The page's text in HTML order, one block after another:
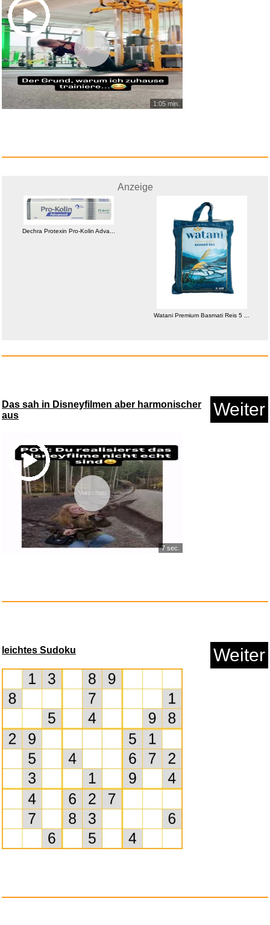
Die Abrafaxe - Das Geheimnis
d...
Elden Ring - Bücher des W...
Michi Palma
The Great '20...
Vakuumventil für Lebensmi...
Klaviermusik...
Vorschau
1:05 min.
Anzeige
Dechra Protexin Pro-Kolin Adva...
Watani Premium Basmati Reis 5 ...
Das sah in Disneyfilmen aber harmonischer
aus
Weiter
Vorschau
7 sec.
leichtes Sudoku Weiter